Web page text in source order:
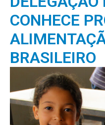
CONHECE
BRASILEIRO